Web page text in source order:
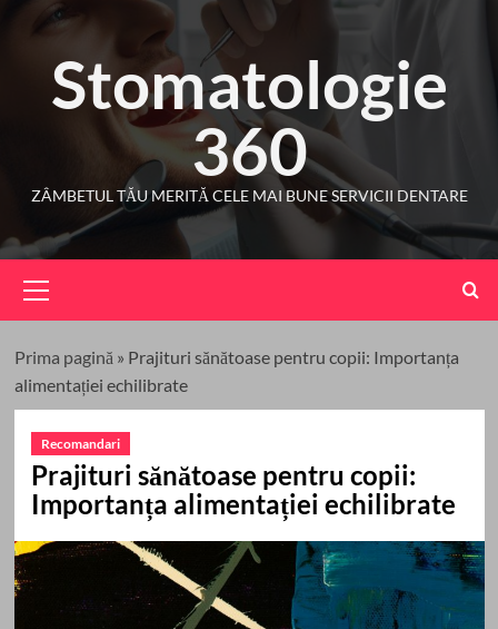
contentStomatologie
360
ZÂMBETUL TĂU MERITĂ CELE MAI BUNE SERVICII DENTARE
Menu
Prima pagină » Prajituri sănătoase pentru copii: Importanța
alimentației echilibrate
Recomandari
Prajituri sănătoase pentru copii:
Importanța alimentației echilibrate